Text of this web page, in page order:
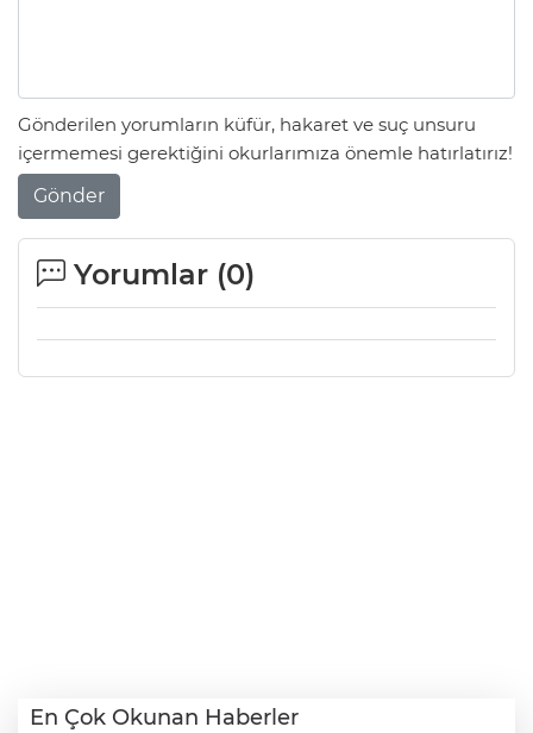
Gönderilen yorumların küfür, hakaret ve suç unsuru
içermemesi gerektiğini okurlarımıza önemle hatırlatırız!
Gönder
Yorumlar (0)
En Çok Okunan Haberler